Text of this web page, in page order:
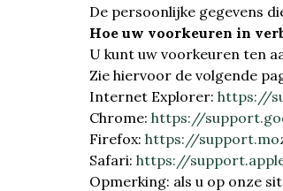
De persoonlijke gegevens
Hoe uw voorkeuren in
U kunt uw voorkeuren ten
Zie hiervoor de volgende
Internet Explorer: https://
Chrome: https://
Firefox: https://
Safari: https://
Opmerking: als u op onze